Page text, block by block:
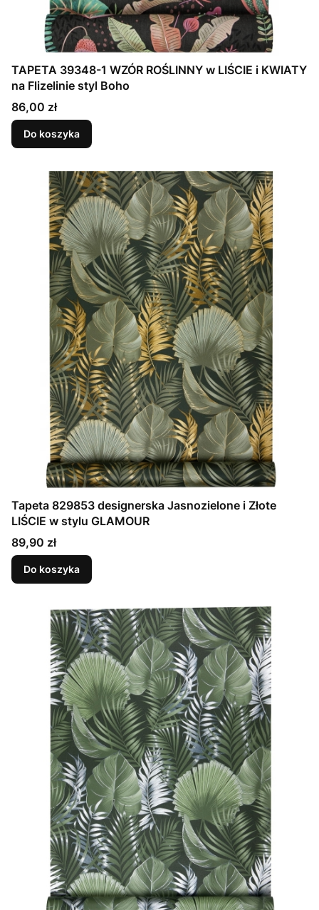
TAPETA 39348-1 WZÓR ROŚLINNY w LIŚCIE i KWIATY
na Flizelinie styl Boho
Cena
86,00 zł
Do koszyka
Tapeta 829853 designerska Jasnozielone i Złote
LIŚCIE w stylu GLAMOUR
Cena
89,90 zł
Do koszyka